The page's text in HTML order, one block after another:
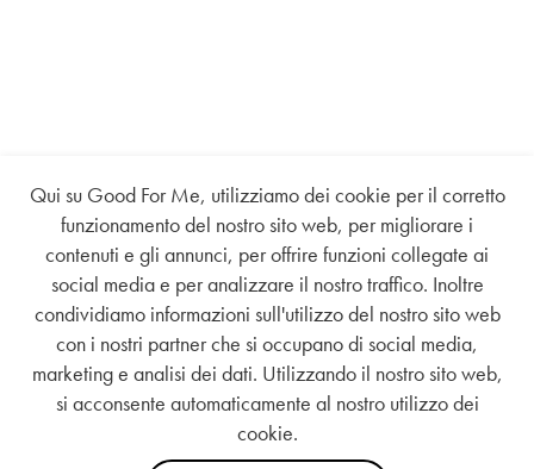
Qui su Good For Me, utilizziamo dei cookie per il corretto
funzionamento del nostro sito web, per migliorare i
contenuti e gli annunci, per offrire funzioni collegate ai
social media e per analizzare il nostro traffico. Inoltre
condividiamo informazioni sull'utilizzo del nostro sito web
con i nostri partner che si occupano di social media,
marketing e analisi dei dati. Utilizzando il nostro sito web,
si acconsente automaticamente al nostro utilizzo dei
cookie.